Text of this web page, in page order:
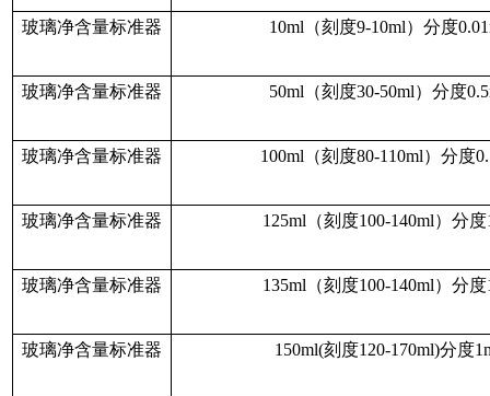
玻璃净含量标准器 10ml（刻度9-10ml）分度
玻璃净含量标准器 50ml（刻度30-50ml）分度
玻璃净含量标准器 100ml（刻度80-110ml）分度
玻璃净含量标准器 125ml（刻度100-140ml）分度
玻璃净含量标准器 135ml（刻度100-140ml）分度
玻璃净含量标准器 150ml(刻度120-170ml)分度